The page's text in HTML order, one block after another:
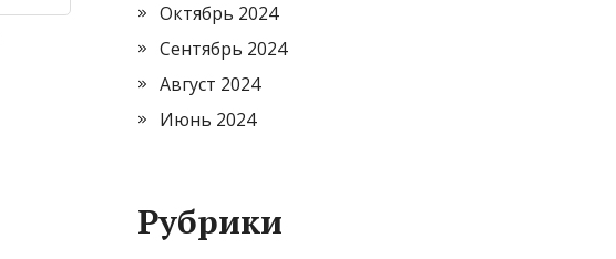
Октябрь 2024
Сентябрь 2024
Август 2024
Июнь 2024
Рубрики